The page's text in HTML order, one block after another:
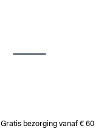
Gratis bezorging vanaf € 60